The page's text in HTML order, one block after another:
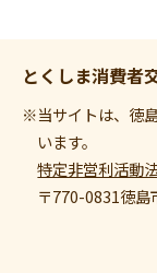
とくしま消費者
※当サイトは、徳
います。
特定非営利活動
〒770-0831徳島